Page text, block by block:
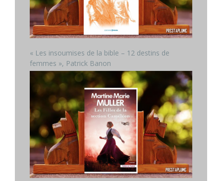
« Les insoumises de la bible – 12 destins de
femmes », Patrick Banon